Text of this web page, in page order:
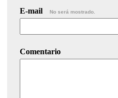
E-mail No será mostrado.
Comentario